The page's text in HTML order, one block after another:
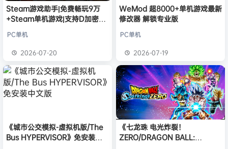
欢迎0**3 加入本站
8月6日
欢迎c***s 加入本站
8月6日
加入本站 5小时前
Steam游戏助手|免费畅玩9万
+Steam单机游戏|支持D加密以
PC单机
2026-07-20
WeMod 超8000+单机游戏最新
修改器 解锁专业版
PC单机
2026-07-19
《城市公交模拟-虚拟机版/The
Bus HYPERVISOR》免安装中
《七龙珠 电光炸裂！
ZERO/DRAGON BALL: